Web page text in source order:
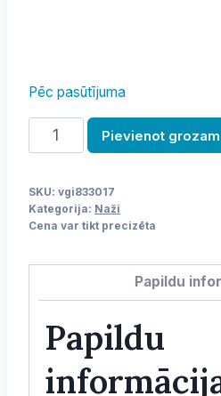
Pēc pasūtījuma
Nazis
daudzums
Pievienot grozam
SKU: vgi833017
Kategorija: Naži
Cena var tikt precizēta
Papildu
Papildu